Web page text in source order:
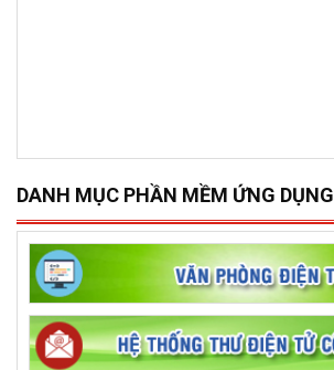
DANH MỤC PHẦN MỀM ỨNG DỤNG